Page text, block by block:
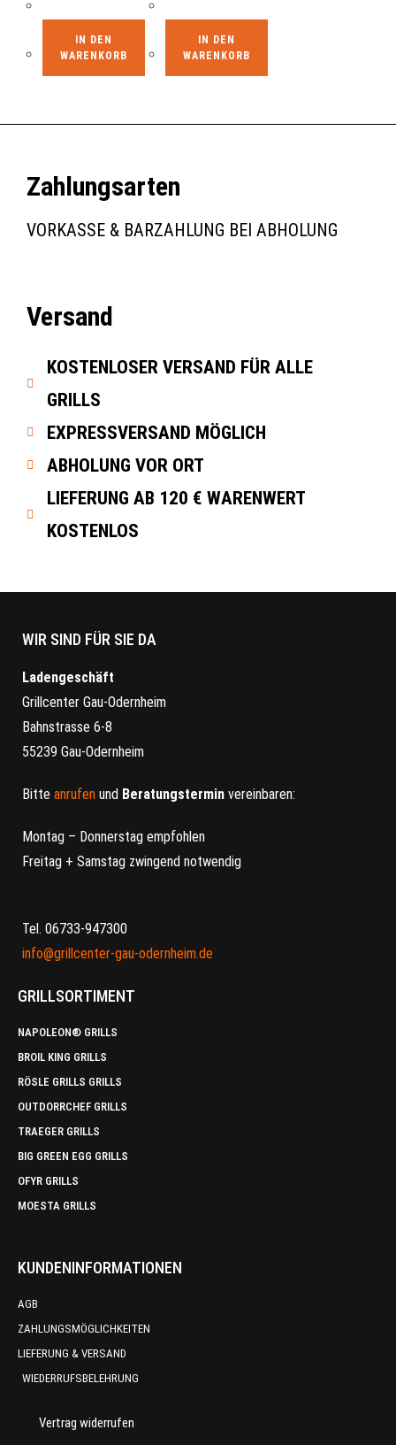
IN DEN
WARENKORB
IN DEN
WARENKORB
Zahlungsarten
VORKASSE & BARZAHLUNG BEI ABHOLUNG
Versand
KOSTENLOSER VERSAND FÜR ALLE
GRILLS
EXPRESSVERSAND MÖGLICH
ABHOLUNG VOR ORT
LIEFERUNG AB 120 € WARENWERT
KOSTENLOS
WIR SIND FÜR SIE DA
Ladengeschäft
Grillcenter Gau-Odernheim
Bahnstrasse 6-8
55239 Gau-Odernheim
Bitte anrufen und Beratungstermin vereinbaren:
Montag – Donnerstag empfohlen
Freitag + Samstag zwingend notwendig
Tel. 06733-947300
info@grillcenter-gau-odernheim.de
GRILLSORTIMENT
NAPOLEON® GRILLS
BROIL KING GRILLS
RÖSLE GRILLS GRILLS
OUTDORRCHEF GRILLS
TRAEGER GRILLS
BIG GREEN EGG GRILLS
OFYR GRILLS
MOESTA GRILLS
KUNDENINFORMATIONEN
AGB
ZAHLUNGSMÖGLICHKEITEN
LIEFERUNG & VERSAND
WIEDERRUFSBELEHRUNG
Vertrag widerrufen